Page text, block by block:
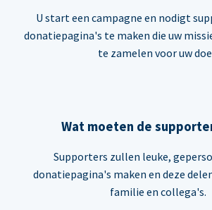
U start een campagne en nodigt
donatiepagina's te maken die uw
te zamelen voor uw
Wat moeten de
Supporters zullen leuke,
donatiepagina's maken en deze
familie en collega's.